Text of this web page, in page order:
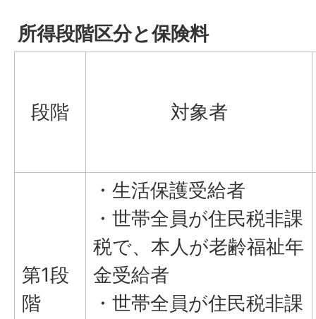
所得段階区分と保険料
段階 対象者
第1段
階
・生活保護受給者
・世帯全員が住民税非課
税で、本人が老齢福祉年
金受給者
・世帯全員が住民税非課